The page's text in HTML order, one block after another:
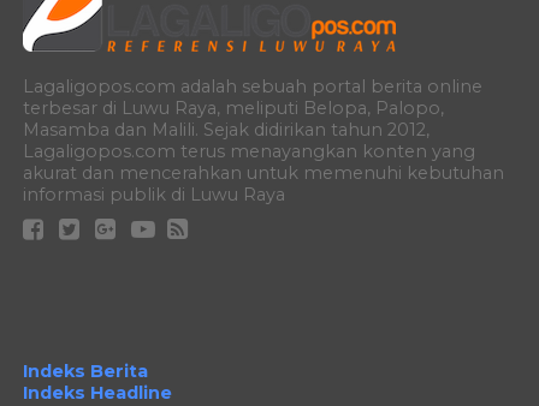
Lagaligopos.com adalah sebuah portal berita online
terbesar di Luwu Raya, meliputi Belopa, Palopo,
Masamba dan Malili. Sejak didirikan tahun 2012,
Lagaligopos.com terus menayangkan konten yang
akurat dan mencerahkan untuk memenuhi kebutuhan
informasi publik di Luwu Raya
Indeks Berita
Indeks Headline